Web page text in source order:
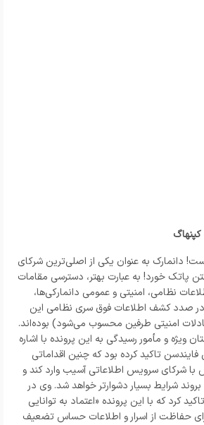
به عنوان یکی از اصلی‌ترین شرکای
پاتک خورد! به عبارت بهتر، دسترسی مقامات
نظامی، امنیتی و عمومی دانمارکی‌ها،
و در صدد کشف اطلاعات فوق سری نظامی این
امنیتی طرفین محسوب می‌شود) بوده‌اند.
ویژه و مأمور رسیدگی به این پرونده با اشاره
فایندسن تاکید کرده بود که چنین اقداماتی
با شرکای سرویس اطلاعاتی آسیب وارد کند و
بروند شرایط بسیار دشوارتر خواهد شد. وی در
کرد که با این پرونده «اعتماد به توانایی
حفاظت از اسرار و اطلاعات حساس تضعیف